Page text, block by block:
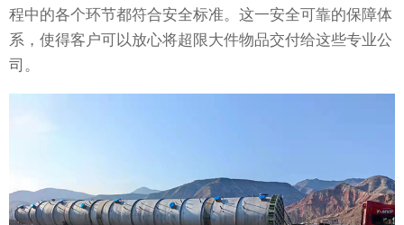
程中的各个环节都符合安全标准。这一安全可靠的保障体
系，使得客户可以放心将超限大件物品交付给这些专业公
司。